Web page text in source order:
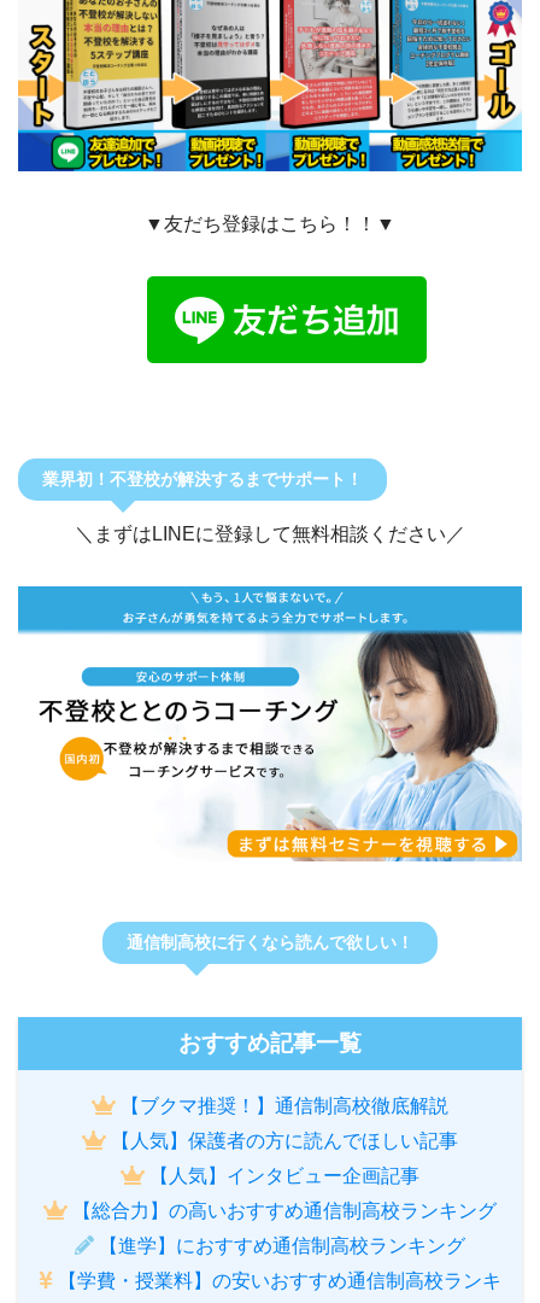
▼友だち登録はこちら！！▼
業界初！不登校が解決するまでサポート！
＼まずはLINEに登録して無料相談ください／
通信制高校に行くなら読んで欲しい！
おすすめ記事一覧
【ブクマ推奨！】通信制高校徹底解説
【人気】保護者の方に読んでほしい記事
【人気】インタビュー企画記事
【総合力】の高いおすすめ通信制高校ランキング
【進学】におすすめ通信制高校ランキング
【学費・授業料】の安いおすすめ通信制高校ランキ